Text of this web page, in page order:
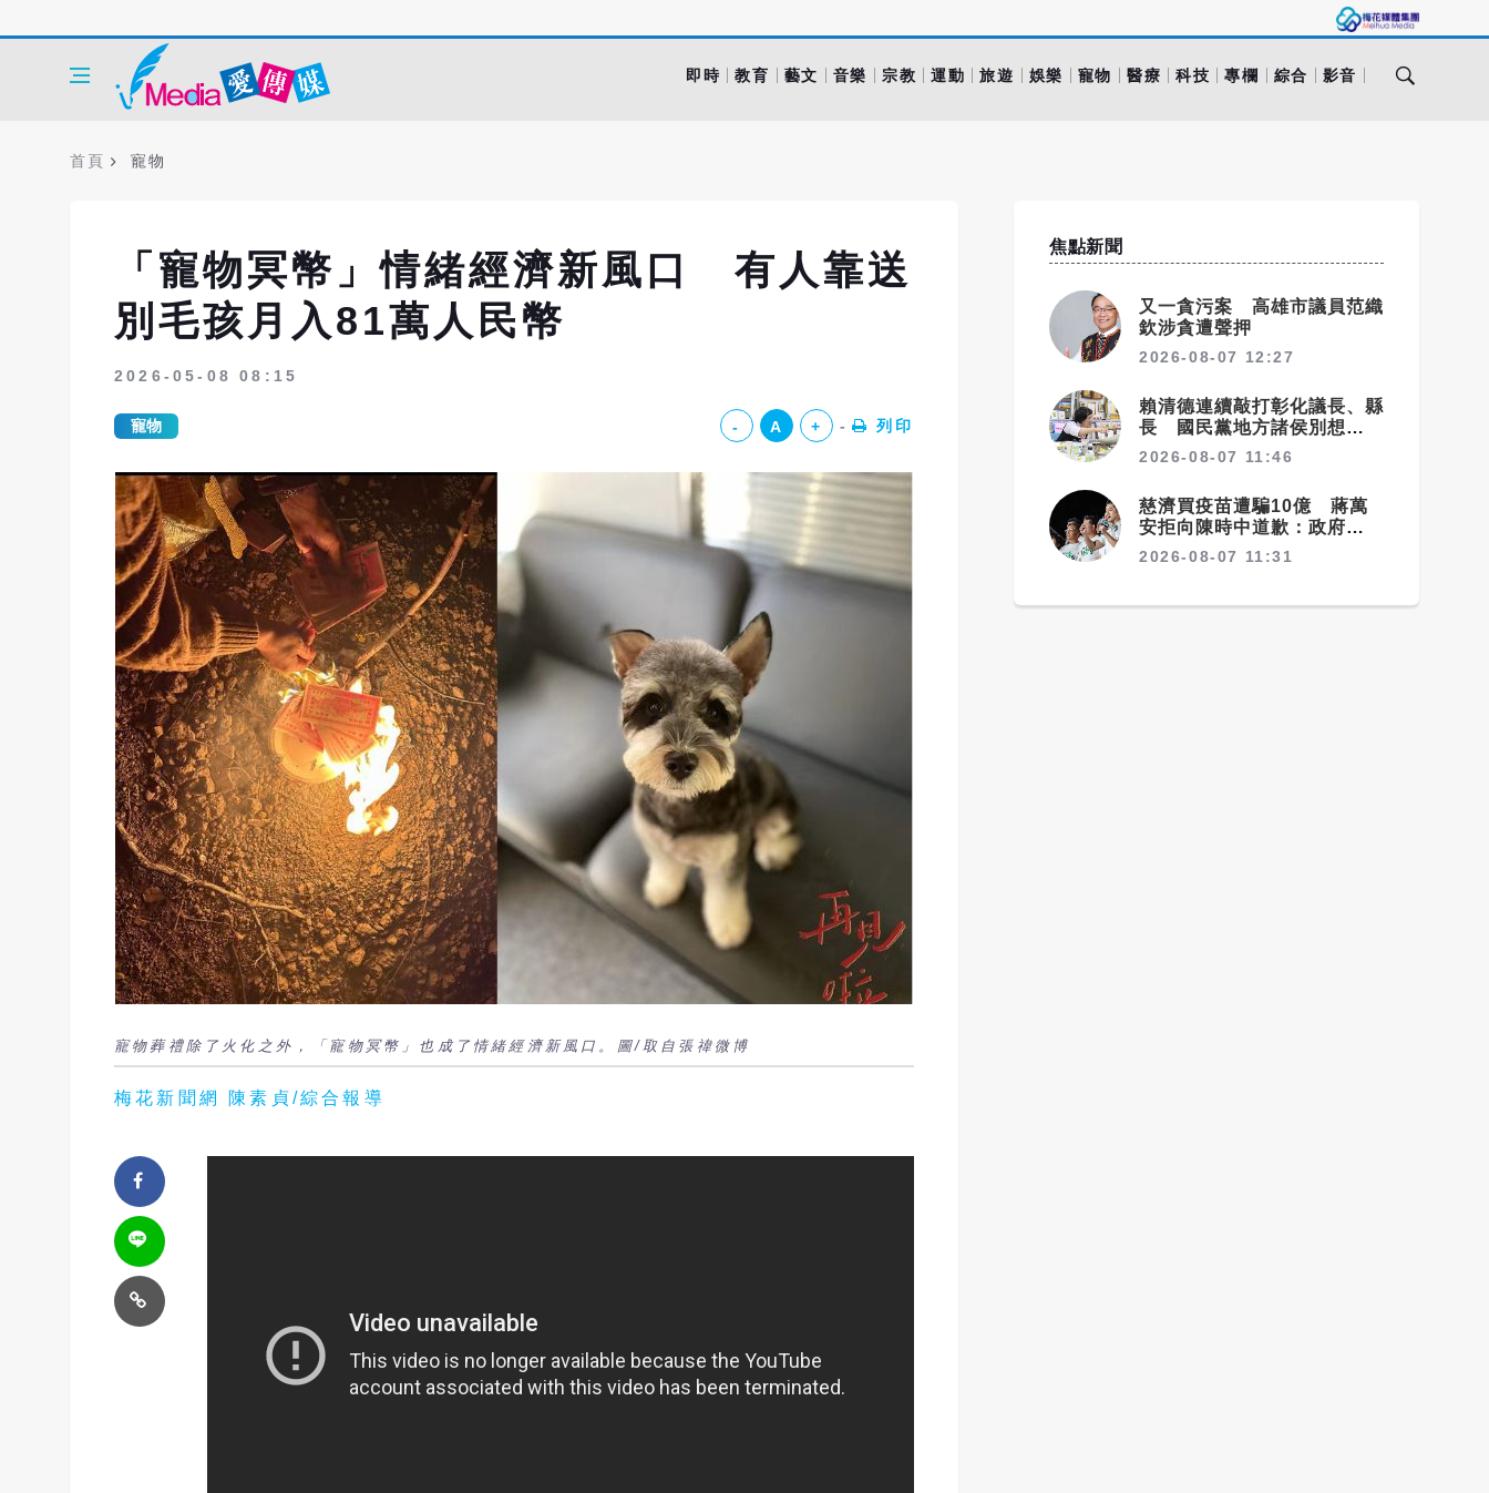
即時 教育 藝文 音樂 宗教 運動 旅遊 娛樂 寵物 醫療 科技 專欄 綜合 影音
首頁 寵物
「寵物冥幣」情緒經濟新風口 有人靠送
別毛孩月入81萬人民幣
2026-05-08 08:15
寵物 - A + 列印
寵物葬禮除了火化之外，「寵物冥幣」也成了情緒經濟新風口。圖/取自張禕微博
梅花新聞網 陳素貞/綜合報導
焦點新聞
又一貪污案 高雄市議員范織
欽涉貪遭聲押
2026-08-07 12:27
賴清德連續敲打彰化議長、縣
長 國民黨地方諸侯別想獨善
其身
2026-08-07 11:46
慈濟買疫苗遭騙10億 蔣萬
安拒向陳時中道歉：政府若採
購足夠疫苗不需民間出力
2026-08-07 11:31